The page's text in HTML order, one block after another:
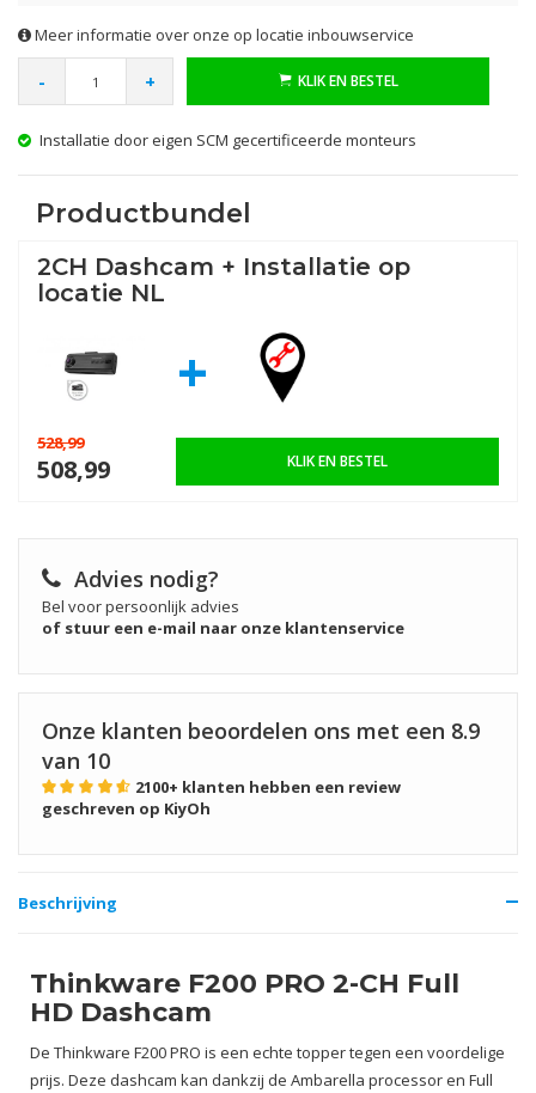
Meer informatie over onze op locatie inbouwservice
- + KLIK EN BESTEL
Installatie door eigen SCM gecertificeerde monteurs
Productbundel
2CH Dashcam + Installatie op
locatie NL
+
528,99
508,99 KLIK EN BESTEL
Advies nodig?
Bel voor persoonlijk advies
of stuur een e-mail naar onze klantenservice
Onze klanten beoordelen ons met een 8.9
van 10
2100+ klanten hebben een review
geschreven op KiyOh
Beschrijving
Thinkware F200 PRO 2-CH Full
HD Dashcam
De Thinkware F200 PRO is een echte topper tegen een voordelige
prijs. Deze dashcam kan dankzij de Ambarella processor en Full